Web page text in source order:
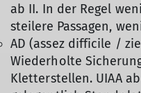
ab II. In der Regel
steilere Passagen,
AD (assez difficile /
Wiederholte
Kletterstellen. UIAA